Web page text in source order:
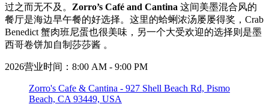
过之而无不及。 Zorro’s Café and Cantina 这间美墨混合风的
餐厅是海边早午餐的好选择。这里的蛤蜊浓汤屡屡得奖，Crab
Benedict 蟹肉班尼蛋也很美味，另一个大受欢迎的选择则是墨
西哥卷饼加自制莎莎酱 。
2026营业时间：8:00 AM - 9:00 PM
Zorro's Cafe & Cantina - 927 Shell Beach Rd, Pismo
Beach, CA 93449, USA